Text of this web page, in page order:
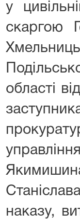
у
скаргою
області
наказу,